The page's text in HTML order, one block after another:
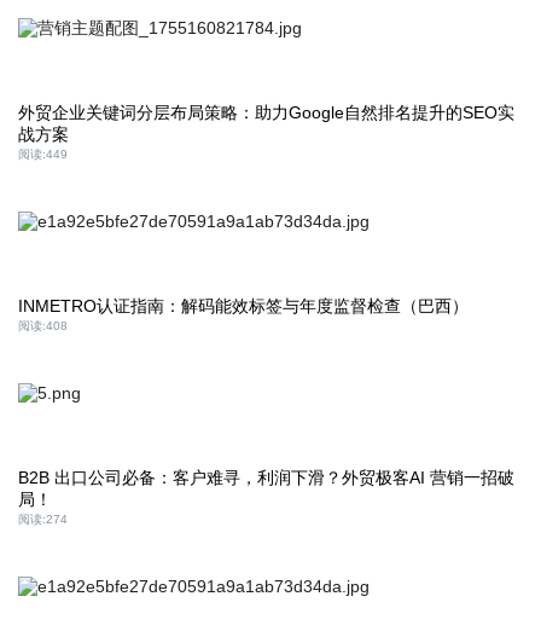
外贸企业关键词分层布局策略：助力Google自然排名提升的SEO实
战方案
阅读:449
INMETRO认证指南：解码能效标签与年度监督检查（巴西）
阅读:408
B2B 出口公司必备：客户难寻，利润下滑？外贸极客AI 营销一招破
局！
阅读:274